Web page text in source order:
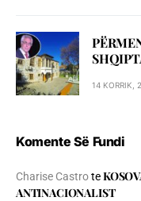
14 KORRIK,
Komente Së Fundi
Charise Castrote
ANTINACIONALIST